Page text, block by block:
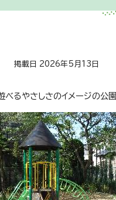
掲載日 2026年5月13日
べるやさしさのイメージの公園